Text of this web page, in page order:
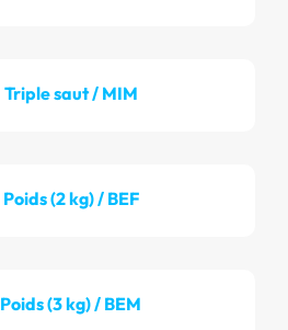
Triple saut / MIM
Poids (2 kg) / BEF
Poids (3 kg) / BEM